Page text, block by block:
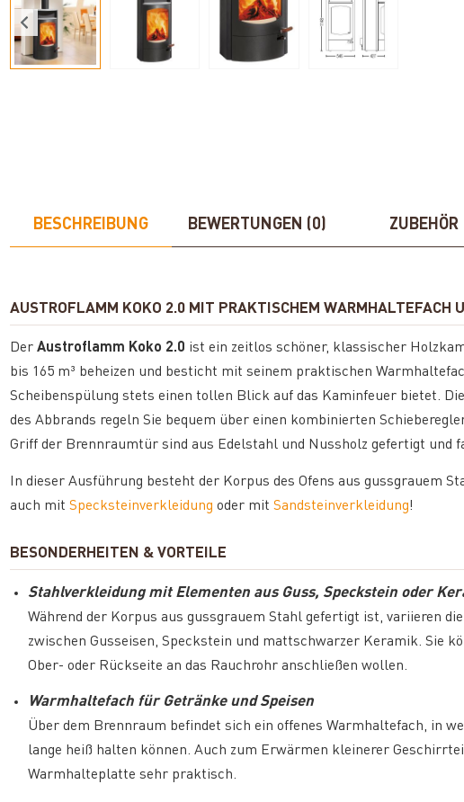
BESCHREIBUNG BEWERTUNGEN (0) ZUBEHÖR
AUSTROFLAMM KOKO 2.0 MIT PRAKTISCHEM WARMHALTEFACH
DerAustroflamm Koko 2.0 ist ein zeitlos schöner, klassischer
bis 165 m³ beheizen und besticht mit seinem praktischen
Scheibenspülung stets einen tollen Blick auf das Kaminfeuer bietet.
des Abbrands regeln Sie bequem über einen kombinierten
Griff der Brennraumtür sind aus Edelstahl und Nussholz gefertigt und
In dieser Ausführung besteht der Korpus des Ofens aus gussgrauem
auch mitSpecksteinverkleidung oder mitSandsteinverkleidung!
BESONDERHEITEN & VORTEILE
Stahlverkleidung mit Elementen aus Guss, Speckstein oder
Während der Korpus aus gussgrauem Stahl gefertigt ist, variieren
zwischen Gusseisen, Speckstein und mattschwarzer Keramik. Sie
Ober- oder Rückseite an das Rauchrohr anschließen wollen.
Warmhaltefach für Getränke und Speisen
Über dem Brennraum befindet sich ein offenes Warmhaltefach, in
lange heiß halten können. Auch zum Erwärmen kleinerer
Warmhalteplatte sehr praktisch.